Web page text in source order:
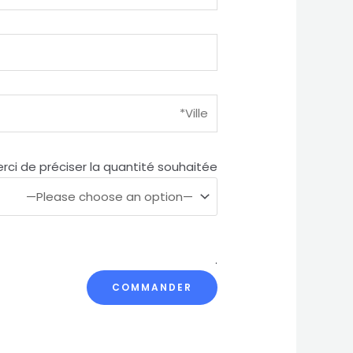
de préciser la quantité souhaitée
.